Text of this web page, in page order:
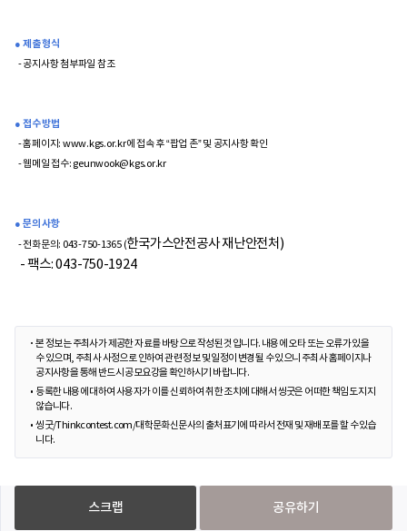
● 제출 형식
- 공지사항 첨부파일 참조
● 접수 방법
- 홈페이지: www.kgs.or.kr에 접속 후 “팝업 존” 및 공지사항 확인
- 웹메일 접수: geunwook@kgs.or.kr
● 문의 사항
- 전화문의: 043-750-1365 (한국가스안전공사 재난안전처)
- 팩스: 043-750-1924
본 정보는 주최사가 제공한 자료를 바탕으로 작성된 것입니다. 내용에 오타 또는 오류가 있을
수 있으며, 주최사 사정으로 인하여 관련 정보 및 일정이 변경될 수 있으니 주최사 홈페이지나
공지사항을 통해 반드시 공모요강을 확인하시기 바랍니다.
등록한 내용에 대하여 사용자가 이를 신뢰하여 취한 조치에 대해서 씽굿은 어떠한 책임도 지지
않습니다.
씽굿/Thinkcontest.com/대학문화신문사의 출처표기에 따라서 전재 및 재배포를 할 수 있습
니다.
스크랩 공유하기